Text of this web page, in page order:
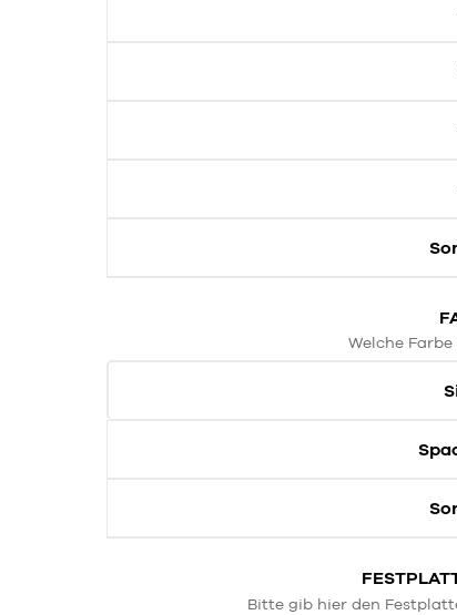
Welche
Bitte gib hier den